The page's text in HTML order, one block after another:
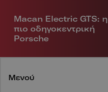
Macan Electric GTS: η
πιο οδηγοκεντρική
Porsche
Μενού
Μενού